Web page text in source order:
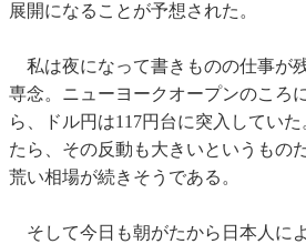
展開になることが予想された。
私は夜になって書きものの仕事が
専念。ニューヨークオープンのころ
ら、ドル円は117円台に突入してい
たら、その反動も大きいというもの
荒い相場が続きそうである。
そして今日も朝がたから日本人に